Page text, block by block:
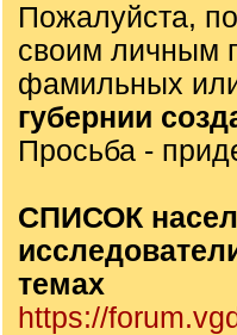
Пожалуйста,
своим личным
фамильных
губернии
Просьба -
СПИСОК
темах
https://